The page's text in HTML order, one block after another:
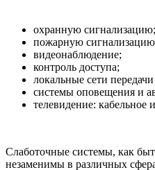
охранную сигнализацию;
пожарную
видеонаблюдение;
контроль доступа;
локальные сети
системы оповещения и
телевидение: кабельное
Слаботочные системы, как
незаменимы в различных